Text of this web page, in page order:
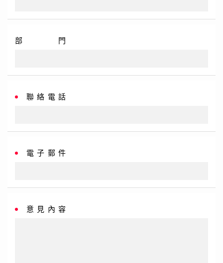
部 門
聯絡電話
電子郵件
意見內容